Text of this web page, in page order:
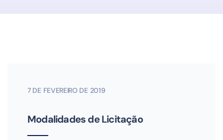
7 DE FEVEREIRO DE 2019
Modalidades de Licitação